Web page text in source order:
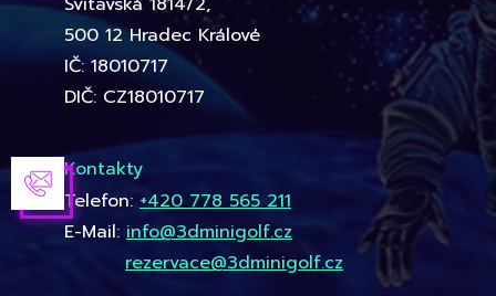
500 12 Hradec Králové
IČ: 18010717
DIČ: CZ18010717
Kontakty
Telefon: +420 778 565 211
E-Mail: info@3dminigolf.cz
rezervace@3dminigolf.cz